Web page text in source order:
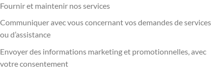
Fournir et maintenir nos services
Communiquer avec vous concernant vos demandes de services
ou d’assistance
Envoyer des informations marketing et promotionnelles, avec
votre consentement